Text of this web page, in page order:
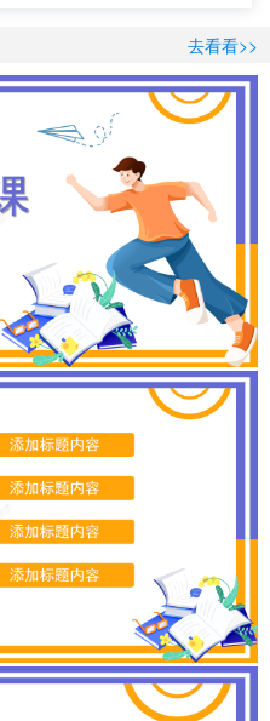
去看看>>